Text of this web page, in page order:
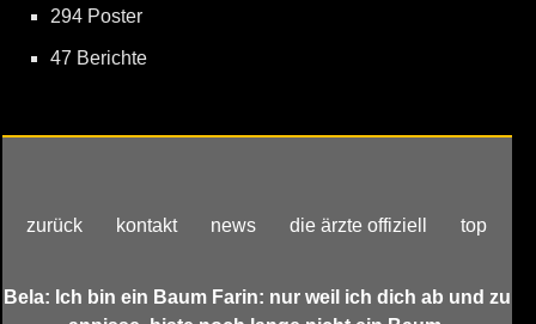
294 Poster
47 Berichte
zurück kontakt news die ärzte offiziell top
Bela: Ich bin ein Baum Farin: nur weil ich dich ab und zu